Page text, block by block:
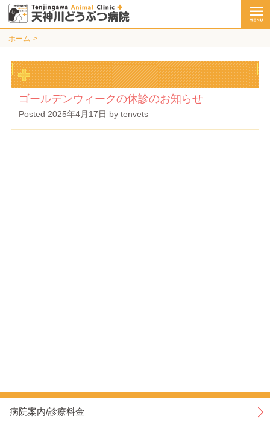
ホーム
ゴールデンウィークの休診のお知らせ
Posted 2025年4月17日 by tenvets
病院案内/診療料金